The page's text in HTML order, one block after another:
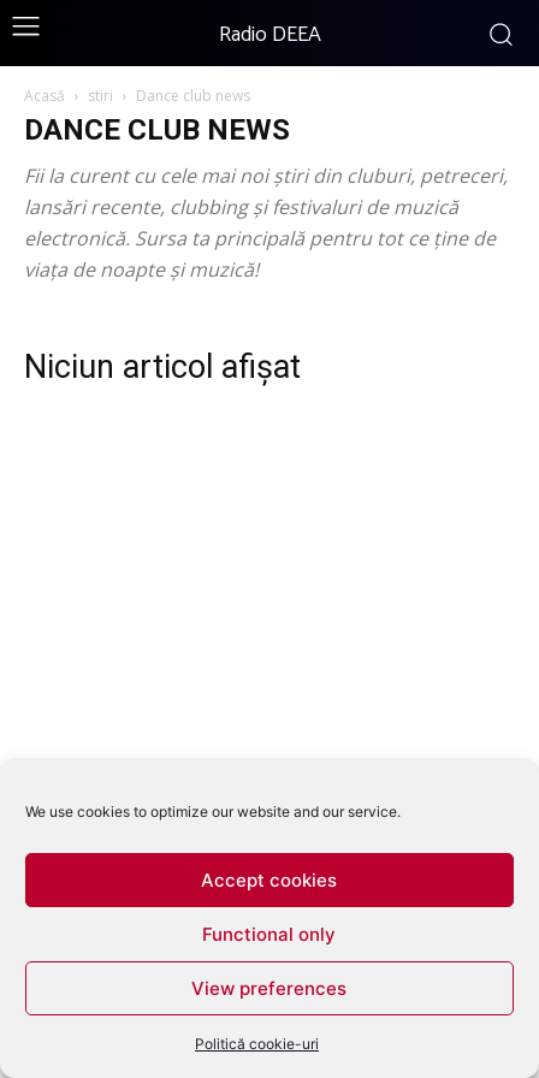
We use cookies to optimize our website and our service.
Accept cookies
Functional only
View preferences
Politică cookie-uri
Radio DEEA
Acasă stiri Dance club news
DANCE CLUB NEWS
Fii la curent cu cele mai noi știri din cluburi, petreceri,
lansări recente, clubbing și festivaluri de muzică
electronică. Sursa ta principală pentru tot ce ține de
viața de noapte și muzică!
Niciun articol afișat